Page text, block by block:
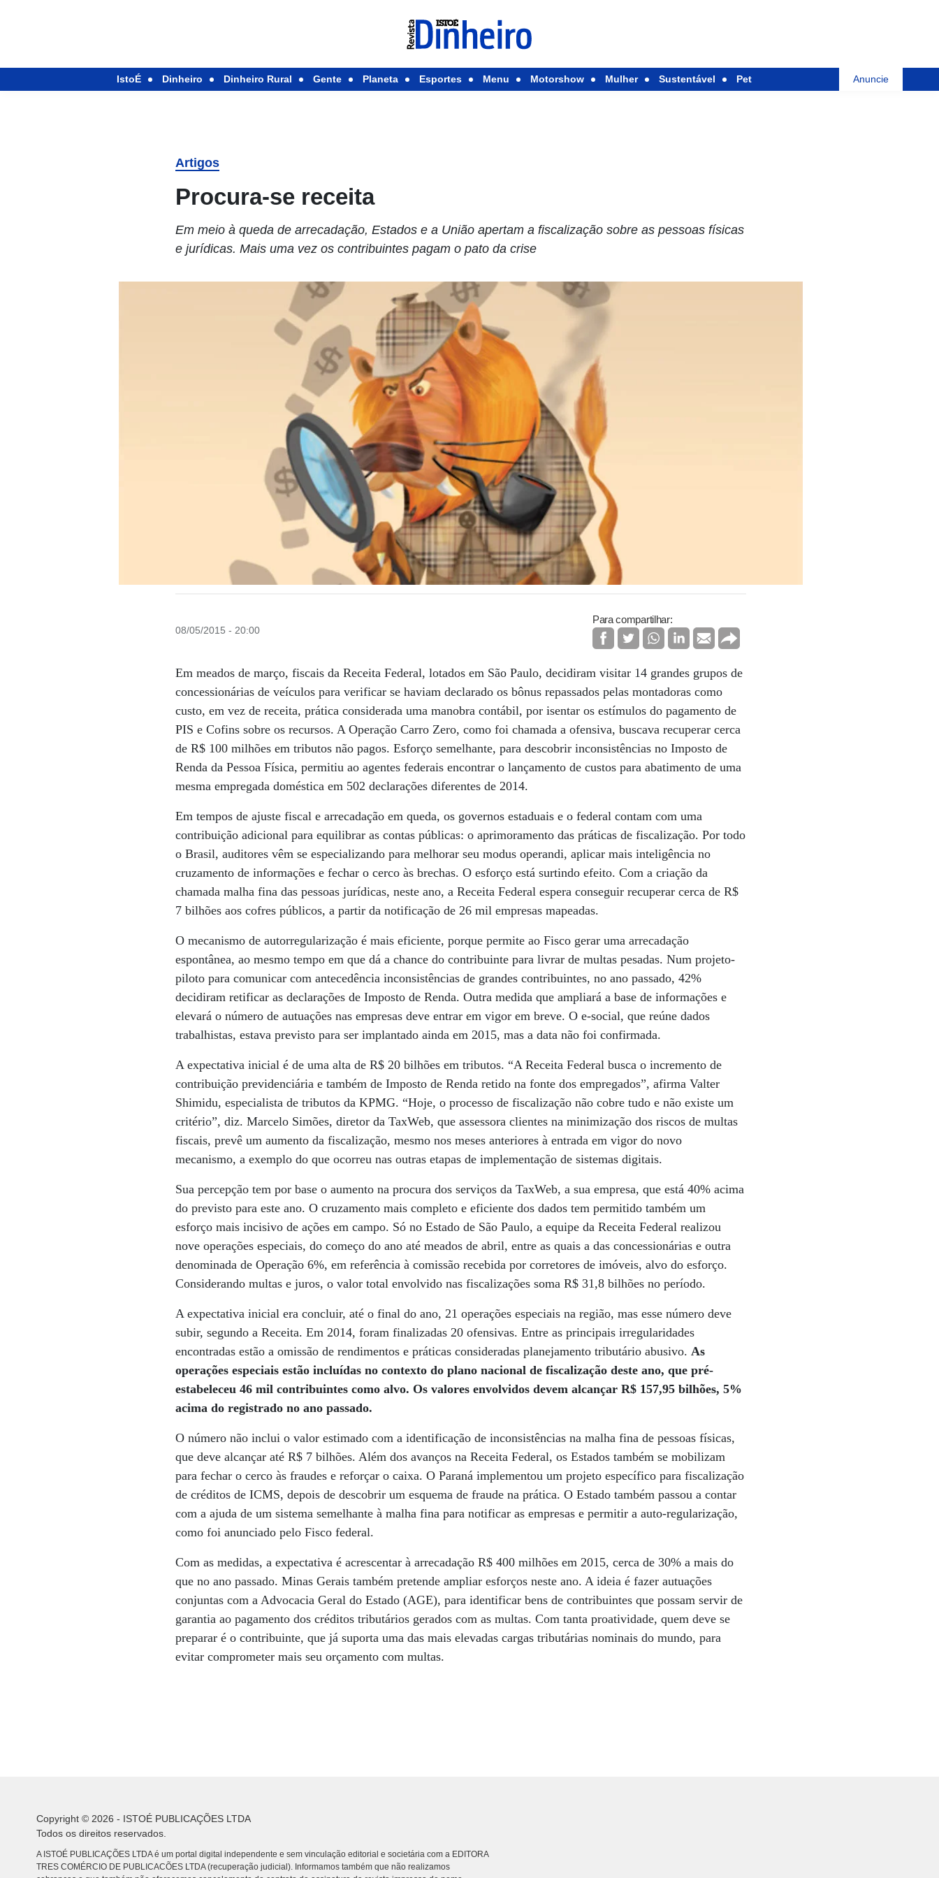
IstoÉ Dinheiro Dinheiro Rural Gente Planeta Esportes Menu Motorshow Mulher Sustentável Pet Anuncie
Artigos
Procura-se receita
Em meio à queda de arrecadação, Estados e a União apertam a fiscalização sobre as pessoas físicas
e jurídicas. Mais uma vez os contribuintes pagam o pato da crise
08/05/2015 - 20:00
Para compartilhar:
Em meados de março, fiscais da Receita Federal, lotados em São Paulo, decidiram visitar 14 grandes grupos de
concessionárias de veículos para verificar se haviam declarado os bônus repassados pelas montadoras como
custo, em vez de receita, prática considerada uma manobra contábil, por isentar os estímulos do pagamento de
PIS e Cofins sobre os recursos. A Operação Carro Zero, como foi chamada a ofensiva, buscava recuperar cerca
de R$ 100 milhões em tributos não pagos. Esforço semelhante, para descobrir inconsistências no Imposto de
Renda da Pessoa Física, permitiu ao agentes federais encontrar o lançamento de custos para abatimento de uma
mesma empregada doméstica em 502 declarações diferentes de 2014.
Em tempos de ajuste fiscal e arrecadação em queda, os governos estaduais e o federal contam com uma
contribuição adicional para equilibrar as contas públicas: o aprimoramento das práticas de fiscalização. Por todo
o Brasil, auditores vêm se especializando para melhorar seu modus operandi, aplicar mais inteligência no
cruzamento de informações e fechar o cerco às brechas. O esforço está surtindo efeito. Com a criação da
chamada malha fina das pessoas jurídicas, neste ano, a Receita Federal espera conseguir recuperar cerca de R$
7 bilhões aos cofres públicos, a partir da notificação de 26 mil empresas mapeadas.
O mecanismo de autorregularização é mais eficiente, porque permite ao Fisco gerar uma arrecadação
espontânea, ao mesmo tempo em que dá a chance do contribuinte para livrar de multas pesadas. Num projeto-
piloto para comunicar com antecedência inconsistências de grandes contribuintes, no ano passado, 42%
decidiram retificar as declarações de Imposto de Renda. Outra medida que ampliará a base de informações e
elevará o número de autuações nas empresas deve entrar em vigor em breve. O e-social, que reúne dados
trabalhistas, estava previsto para ser implantado ainda em 2015, mas a data não foi confirmada.
A expectativa inicial é de uma alta de R$ 20 bilhões em tributos. “A Receita Federal busca o incremento de
contribuição previdenciária e também de Imposto de Renda retido na fonte dos empregados”, afirma Valter
Shimidu, especialista de tributos da KPMG. “Hoje, o processo de fiscalização não cobre tudo e não existe um
critério”, diz. Marcelo Simões, diretor da TaxWeb, que assessora clientes na minimização dos riscos de multas
fiscais, prevê um aumento da fiscalização, mesmo nos meses anteriores à entrada em vigor do novo
mecanismo, a exemplo do que ocorreu nas outras etapas de implementação de sistemas digitais.
Sua percepção tem por base o aumento na procura dos serviços da TaxWeb, a sua empresa, que está 40% acima
do previsto para este ano. O cruzamento mais completo e eficiente dos dados tem permitido também um
esforço mais incisivo de ações em campo. Só no Estado de São Paulo, a equipe da Receita Federal realizou
nove operações especiais, do começo do ano até meados de abril, entre as quais a das concessionárias e outra
denominada de Operação 6%, em referência à comissão recebida por corretores de imóveis, alvo do esforço.
Considerando multas e juros, o valor total envolvido nas fiscalizações soma R$ 31,8 bilhões no período.
A expectativa inicial era concluir, até o final do ano, 21 operações especiais na região, mas esse número deve
subir, segundo a Receita. Em 2014, foram finalizadas 20 ofensivas. Entre as principais irregularidades
encontradas estão a omissão de rendimentos e práticas consideradas planejamento tributário abusivo.As
operações especiais estão incluídas no contexto do plano nacional de fiscalização deste ano, que pré-
estabeleceu 46 mil contribuintes como alvo. Os valores envolvidos devem alcançar R$ 157,95 bilhões, 5%
acima do registrado no ano passado.
O número não inclui o valor estimado com a identificação de inconsistências na malha fina de pessoas físicas,
que deve alcançar até R$ 7 bilhões. Além dos avanços na Receita Federal, os Estados também se mobilizam
para fechar o cerco às fraudes e reforçar o caixa. O Paraná implementou um projeto específico para fiscalização
de créditos de ICMS, depois de descobrir um esquema de fraude na prática. O Estado também passou a contar
com a ajuda de um sistema semelhante à malha fina para notificar as empresas e permitir a auto-regularização,
como foi anunciado pelo Fisco federal.
Com as medidas, a expectativa é acrescentar à arrecadação R$ 400 milhões em 2015, cerca de 30% a mais do
que no ano passado. Minas Gerais também pretende ampliar esforços neste ano. A ideia é fazer autuações
conjuntas com a Advocacia Geral do Estado (AGE), para identificar bens de contribuintes que possam servir de
garantia ao pagamento dos créditos tributários gerados com as multas. Com tanta proatividade, quem deve se
preparar é o contribuinte, que já suporta uma das mais elevadas cargas tributárias nominais do mundo, para
evitar comprometer mais seu orçamento com multas.
Copyright © 2026 - ISTOÉ PUBLICAÇÕES LTDA
Todos os direitos reservados.
A ISTOÉ PUBLICAÇÕES LTDA é um portal digital independente e sem vinculação editorial e societária com a EDITORA
TRES COMÉRCIO DE PUBLICACÕES LTDA (recuperação judicial). Informamos também que não realizamos